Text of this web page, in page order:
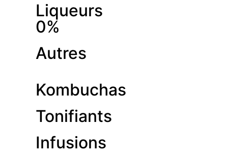
Liqueurs
0%
Autres
Kombuchas
Tonifiants
Infusions